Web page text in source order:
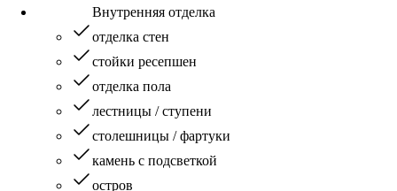
Внутренняя отделка
отделка стен
стойки ресепшен
отделка пола
лестницы / ступени
столешницы / фартуки
камень с подсветкой
остров